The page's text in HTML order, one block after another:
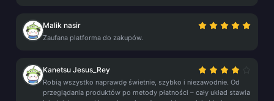
Malik nasir
Zaufana platforma do zakupów.
Kanetsu Jesus_Rey
Robią wszystko naprawdę świetnie, szybko i niezawodnie. Od
przeglądania produktów po metody płatności – cały układ stawia